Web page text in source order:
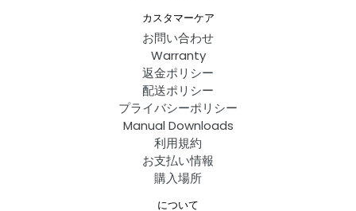
カスタマーケア
お問い合わせ
Warranty
返金ポリシー
配送ポリシー
プライバシーポリシー
Manual Downloads
利用規約
お支払い情報
購入場所
について